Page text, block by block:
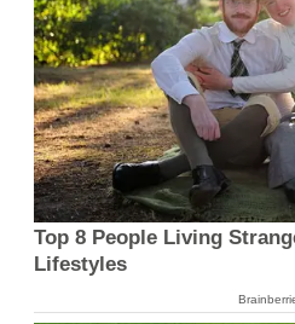
Top 8 People Living
Lifestyles